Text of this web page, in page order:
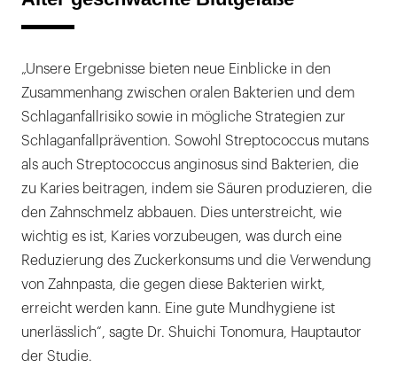
„Unsere Ergebnisse bieten neue Einblicke in den
Zusammenhang zwischen oralen Bakterien und dem
Schlaganfallrisiko sowie in mögliche Strategien zur
Schlaganfallprävention. Sowohl Streptococcus mutans
als auch Streptococcus anginosus sind Bakterien, die
zu Karies beitragen, indem sie Säuren produzieren, die
den Zahnschmelz abbauen. Dies unterstreicht, wie
wichtig es ist, Karies vorzubeugen, was durch eine
Reduzierung des Zuckerkonsums und die Verwendung
von Zahnpasta, die gegen diese Bakterien wirkt,
erreicht werden kann. Eine gute Mundhygiene ist
unerlässlich“, sagte Dr. Shuichi Tonomura, Hauptautor
der Studie.